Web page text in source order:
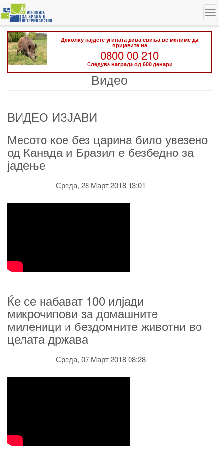
Skip
to
main
content
Доколку најдете угината дива свиња ве молиме да
пријавите на
0800 00 210
Следува награда од 600 денари
Видео
ВИДЕО ИЗЈАВИ
Месото кое без царина било увезено
од Канада и Бразил е безбедно за
јадење
Среда, 28 Март 2018 13:01
Ќе се набават 100 илјади
микрочипови за домашните
миленици и бездомните животни во
целата држава
Среда, 07 Март 2018 08:28